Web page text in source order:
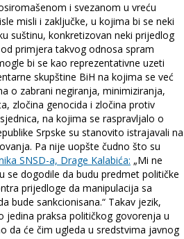
i svezanom u vreću
misli i zaključke, u kojima bi se neki
suštinu, konkretizovan neki prijedlog
primjera takvog odnosa spram
bi se kao reprezentativne uzeti
skupštine BiH na kojima se već
o zabrani negiranja, minimiziranja,
zločina genocida i zločina protiv
na kojima se raspravljalo o
Srpske su stanovito istrajavali na
Pa nije uopšte čudno što su
SNSD-a, Drage Kalabića: „Mi ne
se dogodile da budu predmet političke
prijedloge da manipulacija sa
bude sankcionisana.“ Takav jezik,
jedina praksa političkog govorenja u
da će čim ugleda u sredstvima javnog